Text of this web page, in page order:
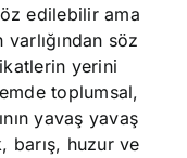
edilebilir ama
söz
yerini
toplumsal,
yavaş yavaş
barış, huzur ve